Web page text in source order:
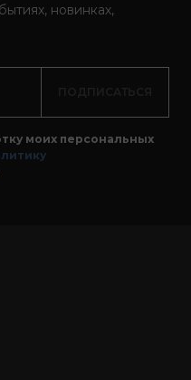
новинках,
моих персональных